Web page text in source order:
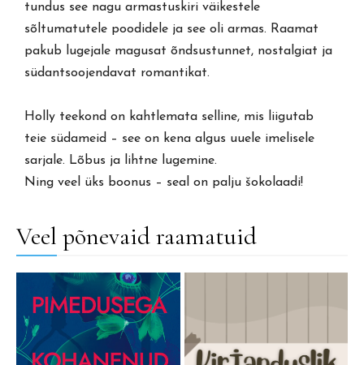
tundus see nagu armastuskiri väikestele
sõltumatutele poodidele ja see oli armas. Raamat
pakub lugejale magusat õndsustunnet, nostalgiat ja
südantsoojendavat romantikat.
Holly teekond on kahtlemata selline, mis liigutab
teie südameid – see on kena algus uuele imelisele
sarjale. Lõbus ja lihtne lugemine.
Ning veel üks boonus – seal on palju šokolaadi!
Veel põnevaid raamatuid